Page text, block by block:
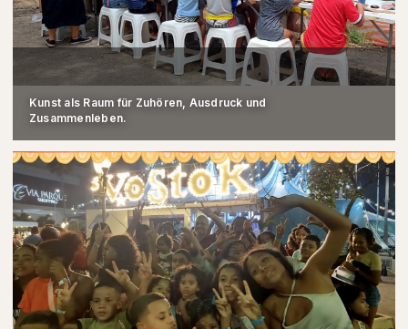
Kunst als Raum für Zuhören, Ausdruck und
Zusammenleben.